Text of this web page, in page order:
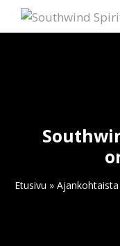
Etusivu » Ajankohtaista